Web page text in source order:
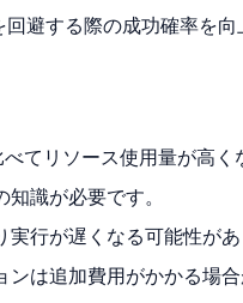
避する際の成功確率を向
てリソース使用量が高く
識が必要です。
行が遅くなる可能性があ
は追加費用がかかる場合